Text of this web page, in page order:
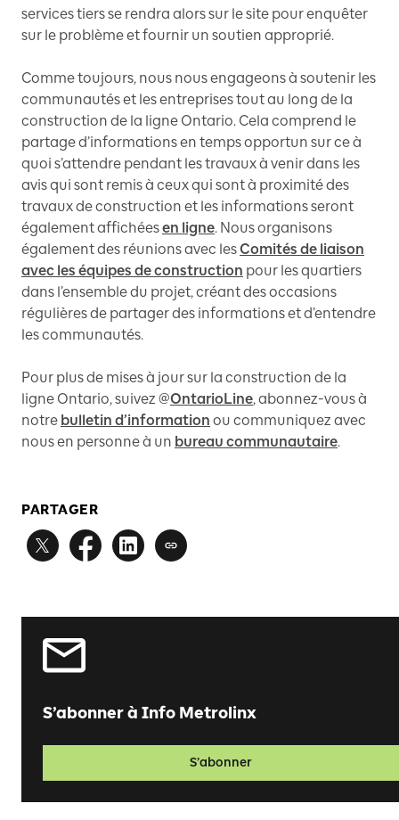
services tiers se rendra alors sur le site pour enquêter
sur le problème et fournir un soutien approprié.
Comme toujours, nous nous engageons à soutenir les
communautés et les entreprises tout au long de la
construction de la ligne Ontario. Cela comprend le
partage d’informations en temps opportun sur ce à
quoi s’attendre pendant les travaux à venir dans les
avis qui sont remis à ceux qui sont à proximité des
travaux de construction et les informations seront
également affichéesen ligne. Nous organisons
également des réunions avec lesComités de liaison
avec les équipes de construction pour les quartiers
dans l’ensemble du projet, créant des occasions
régulières de partager des informations et d’entendre
les communautés.
Pour plus de mises à jour sur la construction de la
ligne Ontario, suivez @OntarioLine, abonnez-vous à
notre bulletin d’information ou communiquez avec
nous en personne à un bureau communautaire.
PARTAGER
S’abonner à Info Metrolinx
S’abonner